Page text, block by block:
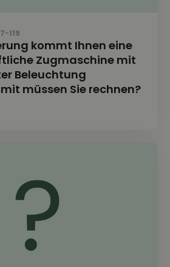
119
kommt Ihnen eine
Zugmaschine mit
Beleuchtung
müssen Sie rechnen?